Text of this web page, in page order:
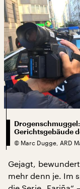
Gerichtsgebäude
© Marc Dugge, ARD
Gejagt,
mehr denn je. Im